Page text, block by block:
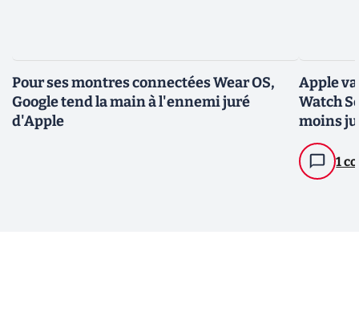
Pour ses montres connectées Wear OS,
Google tend la main à l'ennemi juré
d'Apple
Apple
Watch
moins
1